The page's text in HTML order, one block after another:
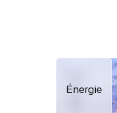
Énergie